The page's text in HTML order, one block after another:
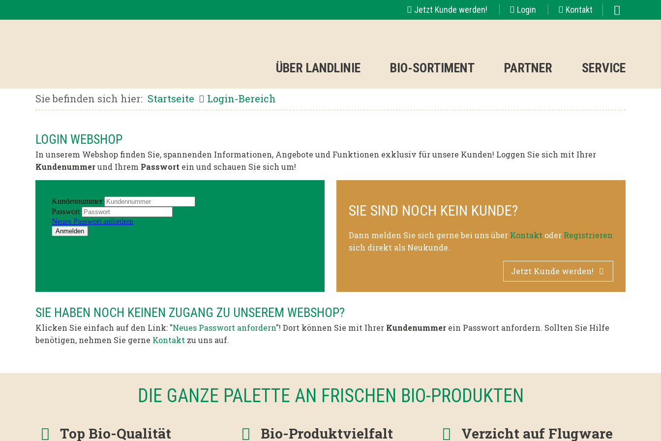
Jetzt Kunde werden! Login Kontakt
ÜBER LANDLINIE BIO-SORTIMENT PARTNER SERVICE
Sie befinden sich hier: Startseite Login-Bereich
LOGIN WEBSHOP
In unserem Webshop finden Sie, spannenden Informationen, Angebote und Funktionen exklusiv für unsere Kunden! Loggen Sie sich mit Ihrer
Kundenummerund Ihrem Passwort ein und schauen Sie sich um!
SIE SIND NOCH KEIN KUNDE?
Dann melden Sie sich gerne bei uns über Kontakt oder Registrieren
sich direkt als Neukunde.
Jetzt Kunde werden!
SIE HABEN NOCH KEINEN ZUGANG ZU UNSEREM WEBSHOP?
Klicken Sie einfach auf den Link: "Neues Passwort anfordern"! Dort können Sie mit Ihrer Kundenummer ein Passwort anfordern. Sollten Sie Hilfe
benötigen, nehmen Sie gerne Kontakt zu uns auf.
DIE GANZE PALETTE AN FRISCHEN BIO-PRODUKTEN
Top Bio-Qualität Bio-Produktvielfalt Verzicht auf Flugware